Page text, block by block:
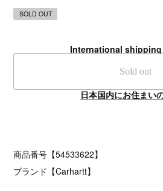
SOLD OUT
International
Sold out
日本国内にお住まい
商品番号【54533622】
ブランド【Carhartt】